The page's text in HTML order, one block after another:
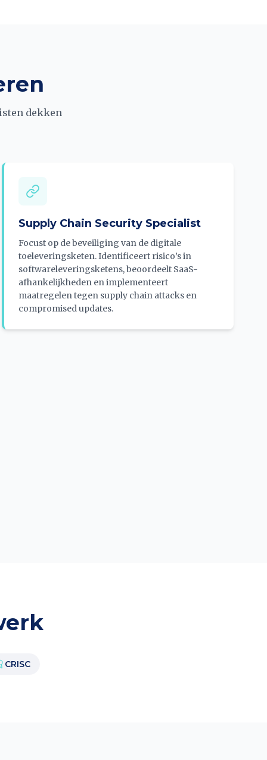
dekken
Supply Chain Security Specialist
Focust op de beveiliging van de digitale
toeleveringsketen. Identificeert risico’s in
softwareleveringsketens, beoordeelt SaaS-
afhankelijkheden en implementeert
maatregelen tegen supply chain attacks en
compromised updates.
CRISC